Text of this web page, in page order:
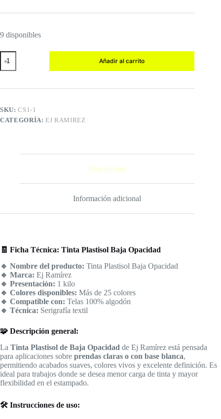
9 disponibles
AMARILLO
SELECCION
cantidad
Añadir al carrito
SKU:CS1-1
CATEGORÍA:EJ RAMIREZ
Descripción
Información adicional
🧾 Ficha Técnica: Tinta Plastisol Baja Opacidad
🔹 Nombre del producto: Tinta Plastisol Baja Opacidad
🔹 Marca: Ej Ramírez
🔹 Presentación: 1 kilo
🔹 Colores disponibles: Más de 25 colores
🔹 Compatible con: Telas 100% algodón
🔹 Técnica: Serigrafía textil
🧩 Descripción general:
La Tinta Plastisol de Baja Opacidad de Ej Ramírez está pensada
para aplicaciones sobre prendas claras o con base blanca,
permitiendo acabados suaves, colores vivos y excelente definición. Es
ideal para trabajos donde se desea menor carga de tinta y mayor
flexibilidad en el estampado.
🛠️ Instrucciones de uso: